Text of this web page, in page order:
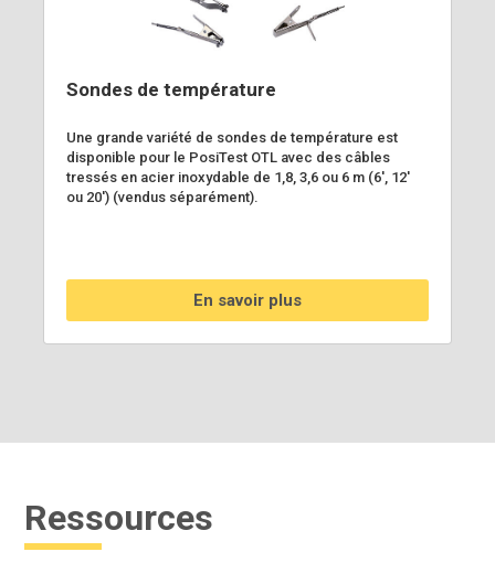
Sondes de température
Une grande variété de sondes de température est
disponible pour le PosiTest OTL avec des câbles
tressés en acier inoxydable de 1,8, 3,6 ou 6 m (6', 12'
ou 20') (vendus séparément).
En savoir plus
Ressources